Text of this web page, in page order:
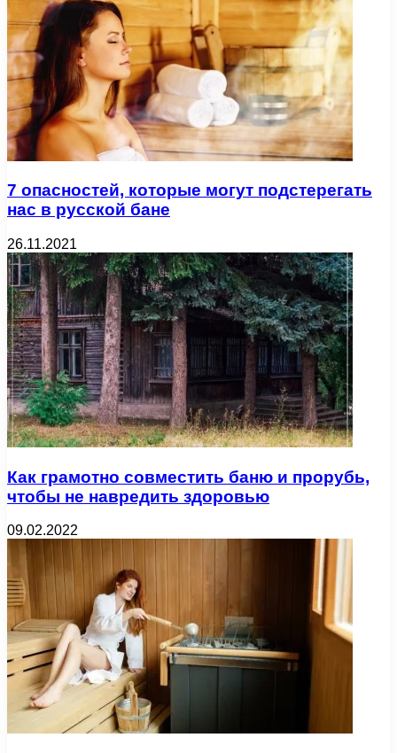
7 опасностей, которые могут подстерегать
нас в русской бане
26.11.2021
Как грамотно совместить баню и прорубь,
чтобы не навредить здоровью
09.02.2022